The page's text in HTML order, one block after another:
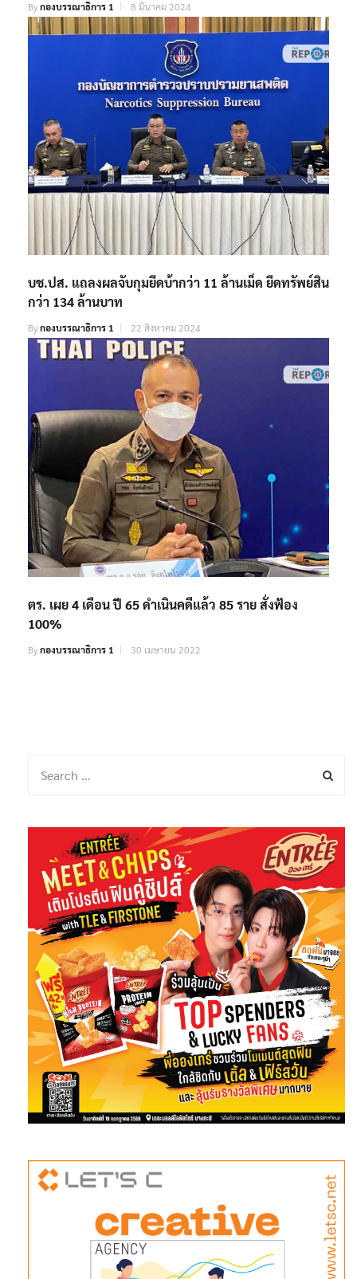
Byกองบรรณาธิการ 1 8 มีนาคม 2024
บช.ปส. แถลงผลจับกุมยึดบ้ากว่า 11 ล้านเม็ด ยึดทรัพย์สิน
กว่า 134 ล้านบาท
Byกองบรรณาธิการ 1 22 สิงหาคม 2024
ตร. เผย 4 เดือน ปี 65 ดำเนินคดีแล้ว 85 ราย สั่งฟ้อง
100%
Byกองบรรณาธิการ 1 30 เมษายน 2022